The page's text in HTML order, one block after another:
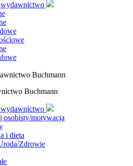
Buchmann
osobisty/motywacja
i dieta
Zdrowie